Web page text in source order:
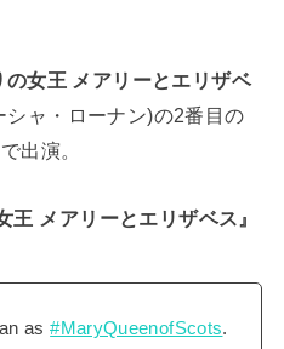
の女王 メアリーとエリザベ
シャ・ローナン)の2番目の
出演。
メアリーとエリザベス』
as#MaryQueenofScots.